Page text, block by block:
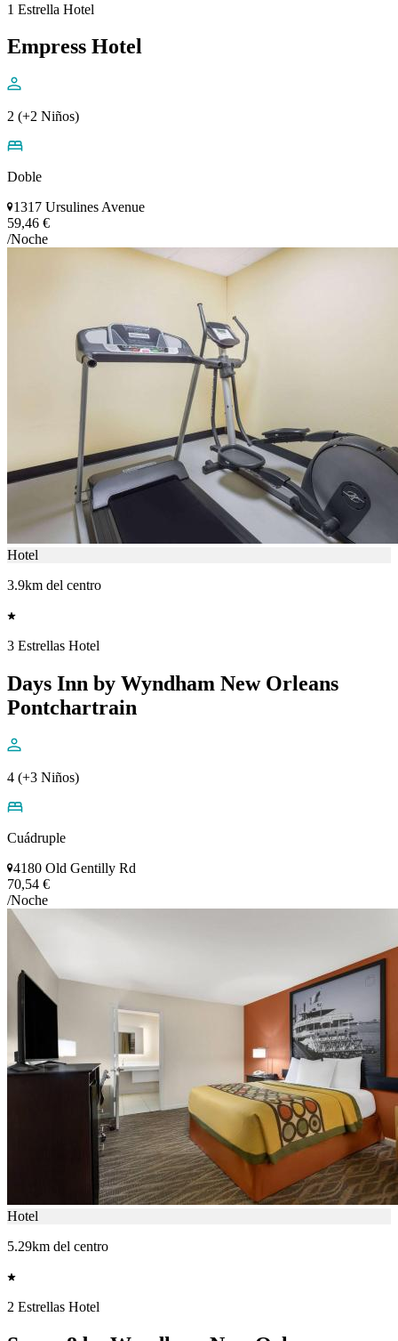
1 Estrella Hotel
Empress Hotel
2 (+2 Niños)
Doble
1317 Ursulines Avenue
59,46 €
/Noche
Hotel
3.9km del centro
3 Estrellas Hotel
Days Inn by Wyndham New Orleans
Pontchartrain
4 (+3 Niños)
Cuádruple
4180 Old Gentilly Rd
70,54 €
/Noche
Hotel
5.29km del centro
2 Estrellas Hotel